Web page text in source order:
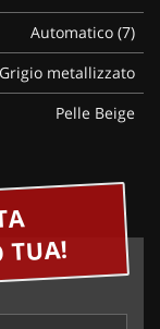
Automatico (7)
Grigio metallizzato
Pelle Beige
TUA!